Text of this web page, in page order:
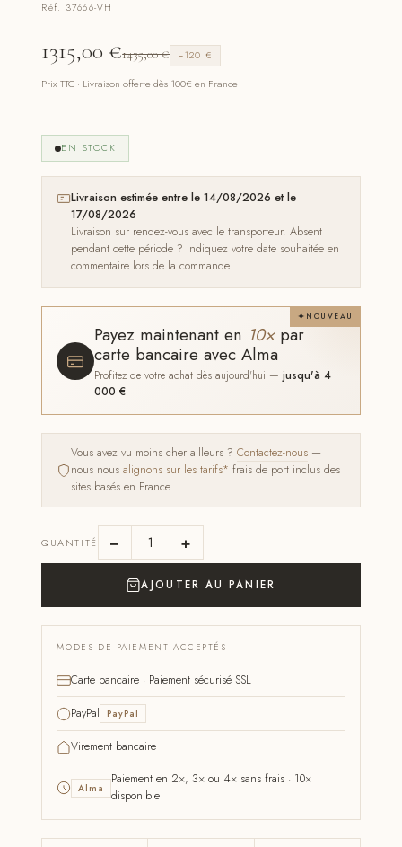
Réf. 37666-VH
1315,00 €1435,00€ −120 €
Prix TTC · Livraison offerte dès 100€ en France
EN STOCK
Livraison estimée entre le 14/08/2026 et le
17/08/2026
Livraison sur rendez-vous avec le transporteur. Absent
pendant cette période ? Indiquez votre date souhaitée en
commentaire lors de la commande.
NOUVEAU
Payez maintenant en 10×par
carte bancaire avec Alma
Profitez de votre achat dès aujourd'hui —jusqu'à 4
000 €
Vous avez vu moins cher ailleurs ?Contactez-nous —
nous nousalignons sur les tarifs* frais de port inclus des
sites basés en France.
QUANTITÉ − +
AJOUTER AU PANIER
MODES DE PAIEMENT ACCEPTÉS
Carte bancaire · Paiement sécurisé SSL
PayPal PayPal
Virement bancaire
Alma
Paiement en 2×, 3× ou 4× sans frais · 10×
disponible